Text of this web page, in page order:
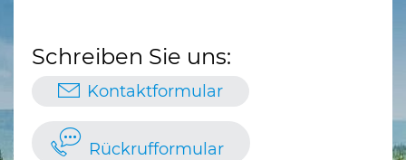
Schreiben Sie uns:
Kontaktformular
Rückrufformular